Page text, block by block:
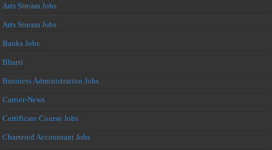
Arts Stream Jobs
Arts Stream Jobs
Banks Jobs
Bharti
Business Administration Jobs
Carrier-News
Certificate Course Jobs
Chartered Accountant Jobs